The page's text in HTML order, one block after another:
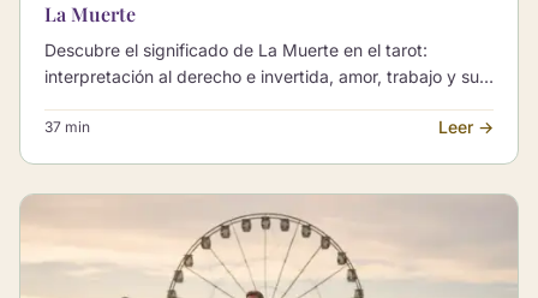
La Muerte
Descubre el significado de La Muerte en el tarot:
interpretación al derecho e invertida, amor, trabajo y sus
37 min Leer →